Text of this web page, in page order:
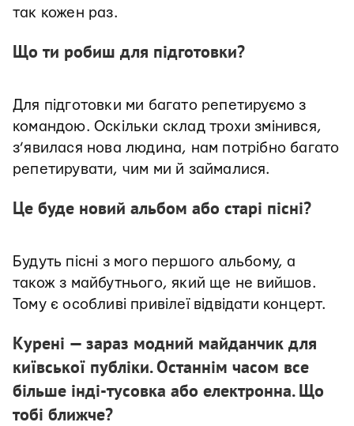
так кожен раз.
Що ти робиш для підготовки?
Для підготовки ми багато репетируємо з
командою. Оскільки склад трохи змінився,
з’явилася нова людина, нам потрібно багато
репетирувати, чим ми й займалися.
Це буде новий альбом або старі пісні?
Будуть пісні з мого першого альбому, а
також з майбутнього, який ще не вийшов.
Тому є особливі привілеї відвідати концерт.
Курені — зараз модний майданчик для
київської публіки. Останнім часом все
більше інді-тусовка або електронна. Що
тобі ближче?